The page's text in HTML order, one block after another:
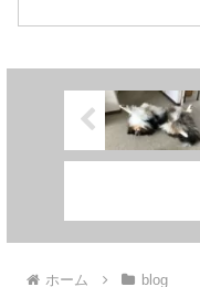
ホーム blog